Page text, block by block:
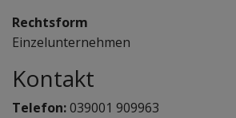
Rechtsform
Einzelunternehmen
Kontakt
Telefon:039001 909963